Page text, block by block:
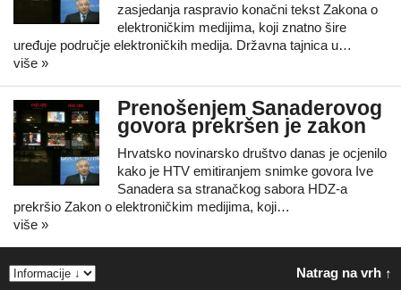
zasjedanja raspravio konačni tekst Zakona o
elektroničkim medijima, koji znatno šire
uređuje područje elektroničkih medija. Državna tajnica u…
više »
Prenošenjem Sanaderovog
govora prekršen je zakon
Hrvatsko novinarsko društvo danas je ocjenilo
kako je HTV emitiranjem snimke govora Ive
Sanadera sa stranačkog sabora HDZ-a
prekršio Zakon o elektroničkim medijima, koji…
više »
Natrag na vrh ↑